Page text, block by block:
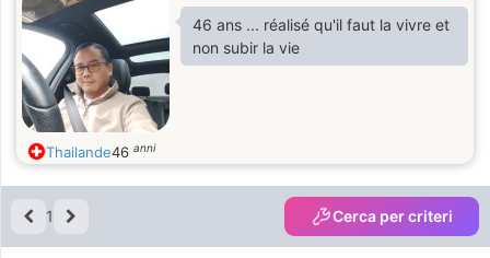
46 ans ... réalisé qu'il faut la vivre et
non subir la vie
Thailande46 anni
1 Cerca per criteri